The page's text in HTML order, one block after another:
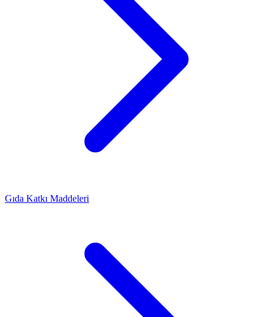
Gıda Katkı Maddeleri